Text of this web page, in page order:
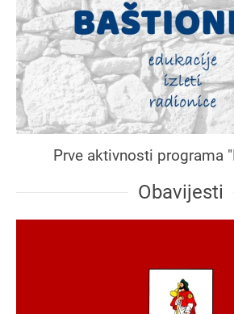
Prve aktivnosti programa
Obavijesti